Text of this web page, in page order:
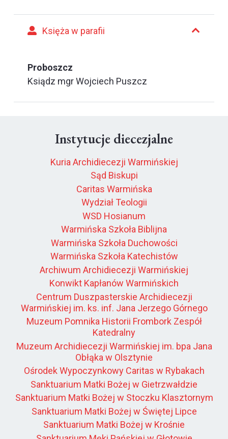
Księża w parafii
Proboszcz
Ksiądz mgr Wojciech Puszcz
Instytucje diecezjalne
Kuria Archidiecezji Warmińskiej
Sąd Biskupi
Caritas Warmińska
Wydział Teologii
WSD Hosianum
Warmińska Szkoła Biblijna
Warmińska Szkoła Duchowości
Warmińska Szkoła Katechistów
Archiwum Archidiecezji Warmińskiej
Konwikt Kapłanów Warmińskich
Centrum Duszpasterskie Archidiecezji
Warmińskiej im. ks. inf. Jana Jerzego Górnego
Muzeum Pomnika Historii Frombork Zespół
Katedralny
Muzeum Archidiecezji Warmińskiej im. bpa Jana
Obłąka w Olsztynie
Ośrodek Wypoczynkowy Caritas w Rybakach
Sanktuarium Matki Bożej w Gietrzwałdzie
Sanktuarium Matki Bożej w Stoczku Klasztornym
Sanktuarium Matki Bożej w Świętej Lipce
Sanktuarium Matki Bożej w Krośnie